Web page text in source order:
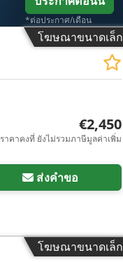
*ต่อประกาศ/เดือน
โฆษณาขนาดเล็ก
€2,450
ราคาคงที่ ยังไม่รวมภาษีมูลค่าเพิ่ม
ส่งคำขอ
โฆษณาขนาดเล็ก